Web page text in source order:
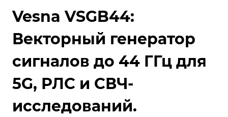
Vesna VSGB44:
Векторный генератор
сигналов до 44 ГГц для
5G, РЛС и СВЧ-
исследований.